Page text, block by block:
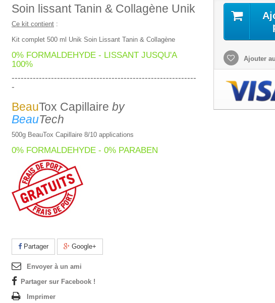
Soin lissant Tanin & Collagène Unik
Ce kit contient :
Kit complet 500 ml Unik Soin Lissant Tanin & Collagène
0% FORMALDEHYDE - LISSANT JUSQU'A
100%
-------------------------------------------------------------
-
BeauTox Capillaire by
BeauTech
500g BeauTox Capillaire 8/10 applications
0% FORMALDEHYDE - 0% PARABEN
Partager Google+
Envoyer à un ami
Partager sur Facebook !
Imprimer
Ajouter